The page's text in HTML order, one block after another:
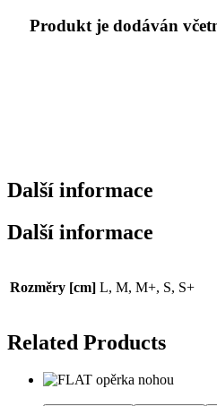
Produkt je dodáván
Další informace
Další informace
Rozměry [cm] L, M, M+, S, S+
Related Products